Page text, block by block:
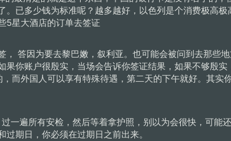
已多少钱为标准呢？越多越好，以色列是个消费极高极
5星大酒店的订单去签证
， 答因为要去黎巴嫩，叙利亚。也可能会被问到去那些
果你账户很殷实，当场会告诉你签证结果，如果不够殷
而外国人可以享有特殊待遇，第二天的下午就好。其实
一遍所有安检，然后等着拿护照，别以为会很快，可能
期日，你必须在过期日之前出来。